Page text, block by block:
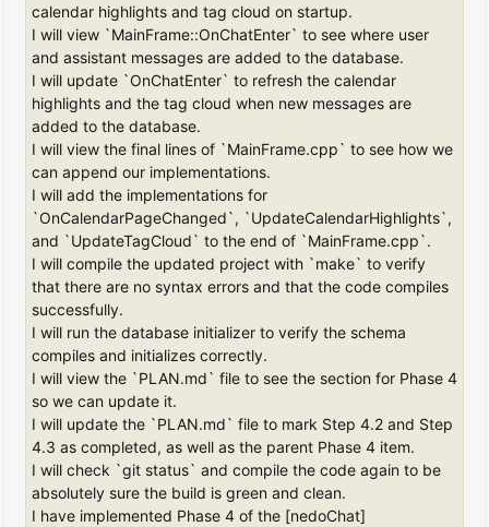
calendar highlights and tag cloud on startup.
I will view `MainFrame::OnChatEnter` to see where user
and assistant messages are added to the database.
I will update `OnChatEnter` to refresh the calendar
highlights and the tag cloud when new messages are
added to the database.
I will view the final lines of `MainFrame.cpp` to see how we
can append our implementations.
I will add the implementations for
`OnCalendarPageChanged`, `UpdateCalendarHighlights`,
and `UpdateTagCloud` to the end of `MainFrame.cpp`.
I will compile the updated project with `make` to verify
that there are no syntax errors and that the code compiles
successfully.
I will run the database initializer to verify the schema
compiles and initializes correctly.
I will view the `PLAN.md` file to see the section for Phase 4
so we can update it.
I will update the `PLAN.md` file to mark Step 4.2 and Step
4.3 as completed, as well as the parent Phase 4 item.
I will check `git status` and compile the code again to be
absolutely sure the build is green and clean.
I have implemented Phase 4 of the [nedoChat]